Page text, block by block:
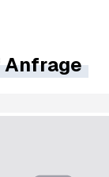
Anfrage